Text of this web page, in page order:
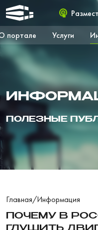
портале Услуги
ПОЛЕЗНЫЕ
Главная/Информация
ПОЧЕМУ В